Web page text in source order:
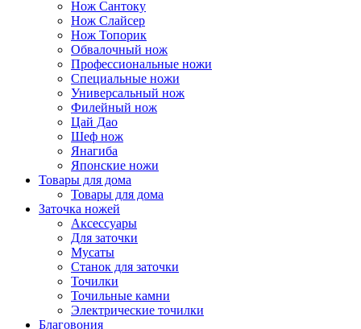
Нож Сантоку
Нож Слайсер
Нож Топорик
Обвалочный нож
Профессиональные ножи
Специальные ножи
Универсальный нож
Филейный нож
Цай Дао
Шеф нож
Янагиба
Японские ножи
Товары для дома
Товары для дома
Заточка ножей
Аксессуары
Для заточки
Мусаты
Станок для заточки
Точилки
Точильные камни
Электрические точилки
Благовония